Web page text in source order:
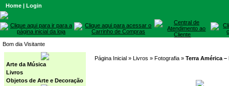
Home | Login
Bom dia Visitante
Arte da Música
Livros
Objetos de Arte e Decoração
Página Inicial » Livros » Fotografia » Terra América –